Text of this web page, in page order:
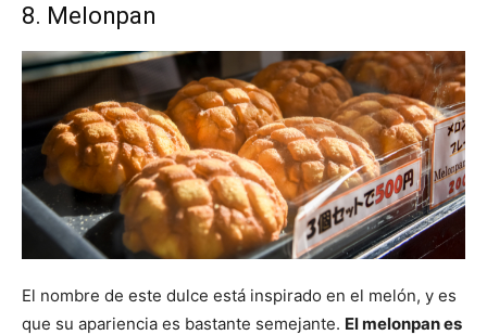
8. Melonpan
El nombre de este dulce está inspirado en el melón, y es
que su apariencia es bastante semejante. El melonpan es